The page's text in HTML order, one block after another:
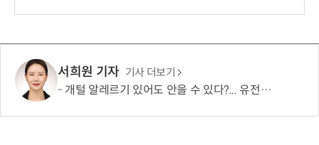
서희원 기자 기사 더보기
개털 알레르기 있어도 안을 수 있다?... 유전자 편집 비글 등장